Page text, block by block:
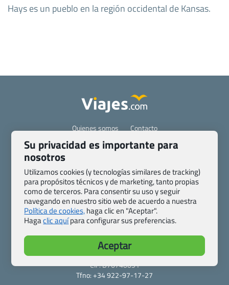
Hays es un pueblo en la región occidental de Kansas.
Quienes somos
Contacto
Pasaporte, Visado, Salud y otras disposiciones específicas
Blog de Viajes.com
Registro de agencias
Preguntas frecuentes
Política de privacidad y cookies
Transparencia
Todas las páginas – sitemap
Viajes.com
Last Minute Express S.L.U.
c/ Drago, CC HLS, Local 13
38660 Miraverde – Adeje
Santa Cruz de Tenerife – España
CIF: B76740091
Tfno: +34 922-97-17-27
Su privacidad es importante para
nosotros
Utilizamos cookies (y tecnologías similares de tracking)
para propósitos técnicos y de marketing, tanto propias
como de terceros. Para consentir su uso y seguir
navegando en nuestro sitio web de acuerdo a nuestra
Política de cookies,haga clic en "Aceptar".
Hagaclic aquípara configurar sus preferencias.
Aceptar